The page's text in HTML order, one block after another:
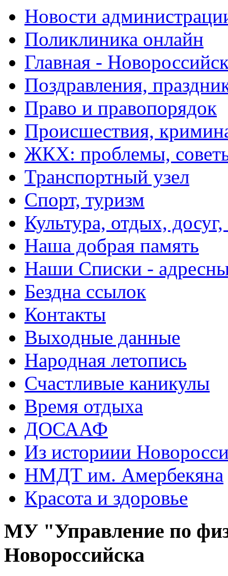
Новости
Поликлиника онлайн
Главная -
Поздравления,
Право и правопорядок
Происшествия,
ЖКХ: проблемы,
Транспортный узел
Спорт, туризм
Культура, отдых,
Наша добрая память
Наши Списки -
Бездна ссылок
Контакты
Выходные данные
Народная летопись
Счастливые каникулы
Время отдыха
ДОСААФ
Из историии
НМДТ им. Амербекяна
Красота и здоровье
МУ "Управление по
Новороссийска